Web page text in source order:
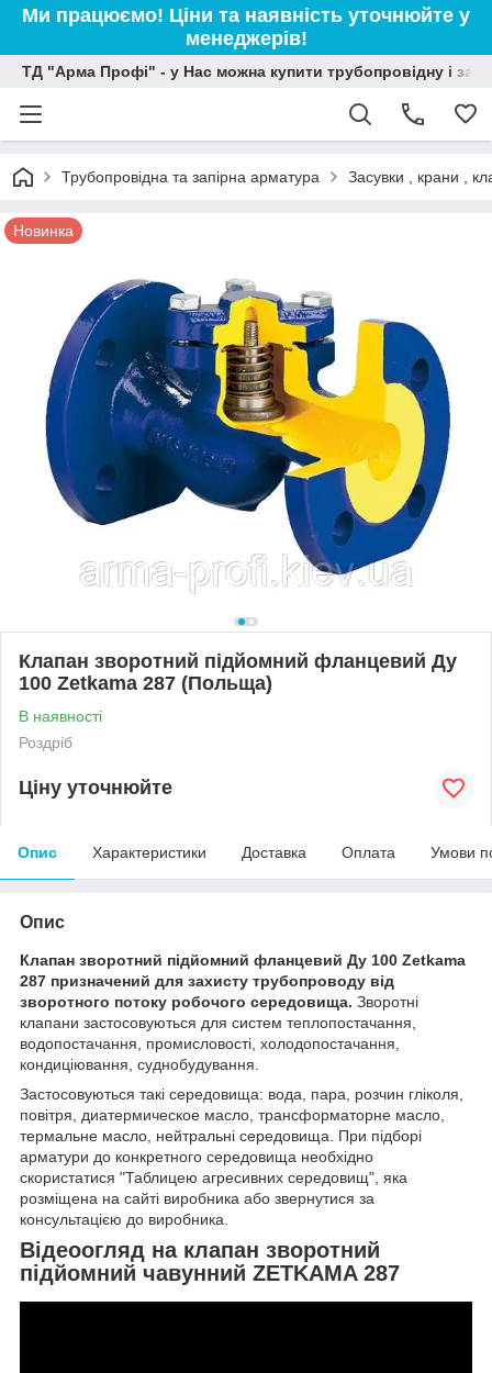
Ми працюємо! Ціни та наявність уточнюйте у
менеджерів!
ТД "Арма Профі" - у Нас можна купити трубопровідну і
Трубопровідна та запірна арматура Засувки , крани ,
Новинка
Клапан зворотний підйомний фланцевий Ду
100 Zetkama 287 (Польща)
В наявності
Роздріб
Ціну уточнюйте
Опис Характеристики Доставка Оплата Умови
Опис
Клапан зворотний підйомний фланцевий Ду 100 Zetkama
287 призначений для захисту трубопроводу від
зворотного потоку робочого середовища. Зворотні
клапани застосовуються для систем теплопостачання,
водопостачання, промисловості, холодопостачання,
кондиціювання, суднобудування.
Застосовуються такі середовища: вода, пара, розчин гліколя,
повітря, диатермическое масло, трансформаторне масло,
термальне масло, нейтральні середовища. При підборі
арматури до конкретного середовища необхідно
скористатися "Таблицею агресивних середовищ", яка
розміщена на сайті виробника або звернутися за
консультацією до виробника.
Відеоогляд на клапан зворотний
підйомний чавунний ZETKAMA 287